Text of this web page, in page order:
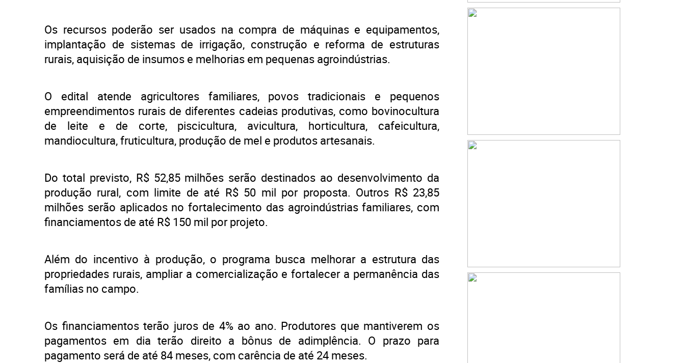
Os recursos poderão ser usados na compra de máquinas e equipamentos,
implantação de sistemas de irrigação, construção e reforma de estruturas
rurais, aquisição de insumos e melhorias em pequenas agroindústrias.
O edital atende agricultores familiares, povos tradicionais e pequenos
empreendimentos rurais de diferentes cadeias produtivas, como bovinocultura
de leite e de corte, piscicultura, avicultura, horticultura, cafeicultura,
mandiocultura, fruticultura, produção de mel e produtos artesanais.
Do total previsto, R$ 52,85 milhões serão destinados ao desenvolvimento da
produção rural, com limite de até R$ 50 mil por proposta. Outros R$ 23,85
milhões serão aplicados no fortalecimento das agroindústrias familiares, com
financiamentos de até R$ 150 mil por projeto.
Além do incentivo à produção, o programa busca melhorar a estrutura das
propriedades rurais, ampliar a comercialização e fortalecer a permanência das
famílias no campo.
Os financiamentos terão juros de 4% ao ano. Produtores que mantiverem os
pagamentos em dia terão direito a bônus de adimplência. O prazo para
pagamento será de até 84 meses, com carência de até 24 meses.